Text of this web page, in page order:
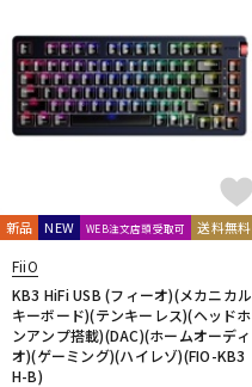
新品 NEW WEB注文店頭受取可 送料無料
FiiO
KB3 HiFi USB (フィーオ)(メカニカル
キーボード)(テンキーレス)(ヘッドホ
ンアンプ搭載)(DAC)(ホームオーディ
オ)(ゲーミング)(ハイレゾ)(FIO-KB3
H-B)